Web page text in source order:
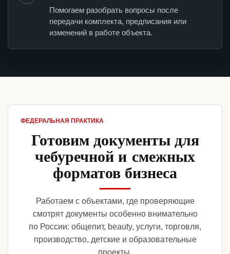
Помогаем разобрать вопросы после
передачи комплекта, предписания или
изменений в работе объекта.
ФЕДЕРАЛЬНАЯ ПРАКТИКА
Готовим документы для
чебуречной и смежных
форматов бизнеса
Работаем с объектами, где проверяющие
смотрят документы особенно внимательно
по России: общепит, beauty, услуги, торговля,
производство, детские и образовательные
проекты.